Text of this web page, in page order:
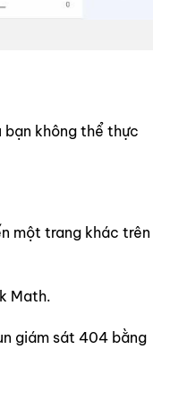
bạn không thể thực
một trang khác trên
Math.
giám sát 404 bằng